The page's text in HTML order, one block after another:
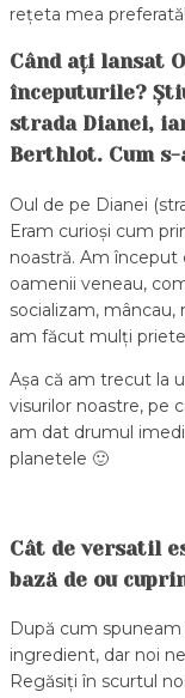
rețeta mea preferată!
Când ați lansat
începuturile?
strada Dianei,
Berthlot. Cum
Oul de pe Dianei
Eram curioși cum
noastră. Am început
oamenii veneau,
socializam,
am făcut mulți
Așa că am trecut la
visurilor noastre, pe
am dat drumul
planetele 🙂
Cât de versatil
bază de ou
După cum
ingredient, dar noi
Regăsiți în scurtul